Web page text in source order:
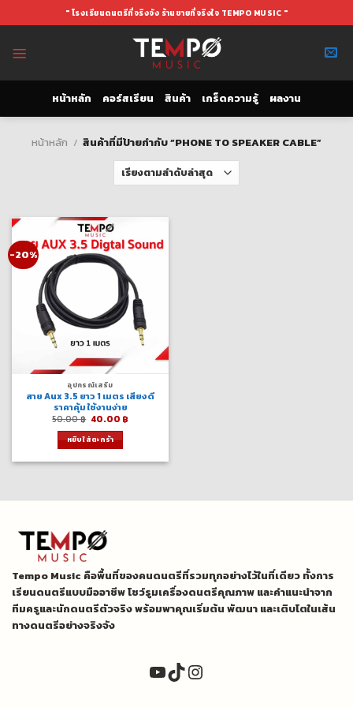
to
" โรงเรียนดนตรีที่จริงจัง ร้านขายที่จริงใจ TEMPO MUSIC "
หน้าหลัก คอร์สเรียน สินค้า เกร็ดความรู้ ผลงาน
หน้าหลัก / สินค้าที่มีป้ายกำกับ “PHONE TO SPEAKER CABLE”
-20%
อุปกรณ์เสริม
สาย Aux 3.5 ยาว 1 เมตร เสียงดี
ราคาคุ้ม ใช้งานง่าย
50.00฿ Original
was:
50.00 ฿.
40.00 ฿Current
หยิบใส่ตะกร้า
Tempo Music คือพื้นที่ของคนดนตรีที่รวมทุกอย่างไว้ในที่เดียว ทั้งการ
เรียนดนตรีแบบมืออาชีพ โชว์รูมเครื่องดนตรีคุณภาพ และคำแนะนำจาก
ทีมครูและนักดนตรีตัวจริง พร้อมพาคุณเริ่มต้น พัฒนา และเติบโตในเส้น
ทางดนตรีอย่างจริงจัง
YouTube
TikTok
Instagram